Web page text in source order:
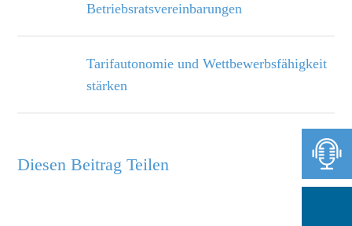
Betriebsratsvereinbarungen
Tarifautonomie und Wettbewerbsfähigkeit
stärken
Diesen Beitrag Teilen